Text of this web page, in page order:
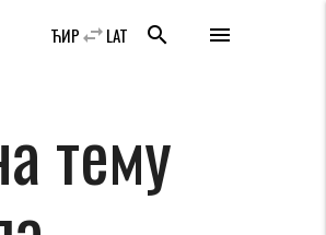
menu
search
LAT
swap_horiz
ЋИР
тему